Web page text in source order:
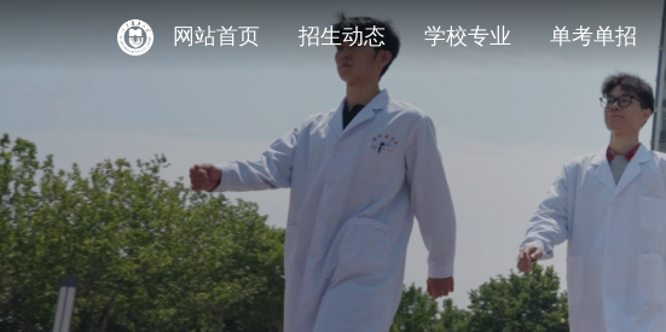
网站首页 招生动态 学校专业 单考单招